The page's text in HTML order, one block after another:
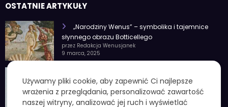
OSTATNIE ARTYKUŁY
„Narodziny Wenus” – symbolika i tajemnice
słynnego obrazu Botticellego
przez Redakcja Wenusjanek
9 marca, 2025
cechy osobowości
przez Redakcja Wenusjanek
4 lutego, 2025
Używamy pliki cookie, aby zapewnić Ci najlepsze
wrażenia z przeglądania, personalizować zawartość
naszej witryny, analizować jej ruch i wyświetlać